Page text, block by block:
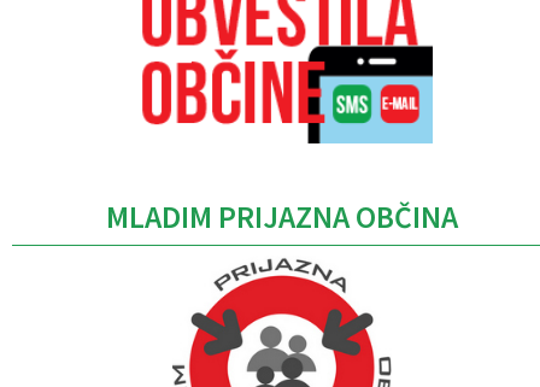
MLADIM PRIJAZNA OBČINA